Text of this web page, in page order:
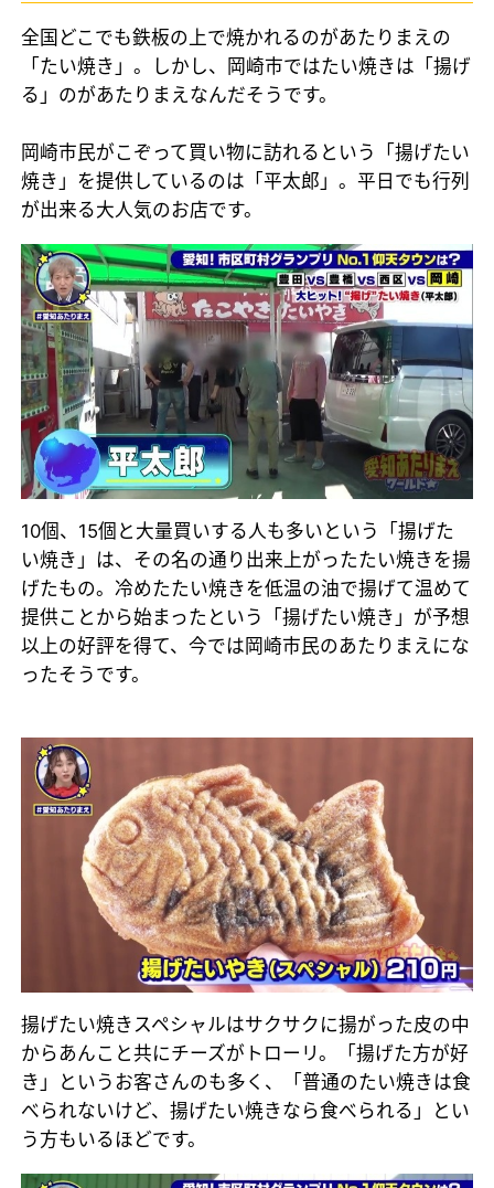
全国どこでも鉄板の上で焼かれるのがあたりまえの
「たい焼き」。しかし、岡崎市ではたい焼きは「揚げ
る」のがあたりまえなんだそうです。
岡崎市民がこぞって買い物に訪れるという「揚げたい
焼き」を提供しているのは「平太郎」。平日でも行列
が出来る大人気のお店です。
10個、15個と大量買いする人も多いという「揚げた
い焼き」は、その名の通り出来上がったたい焼きを揚
げたもの。冷めたたい焼きを低温の油で揚げて温めて
提供ことから始まったという「揚げたい焼き」が予想
以上の好評を得て、今では岡崎市民のあたりまえにな
ったそうです。
揚げたい焼きスペシャルはサクサクに揚がった皮の中
からあんこと共にチーズがトローリ。「揚げた方が好
き」というお客さんのも多く、「普通のたい焼きは食
べられないけど、揚げたい焼きなら食べられる」とい
う方もいるほどです。